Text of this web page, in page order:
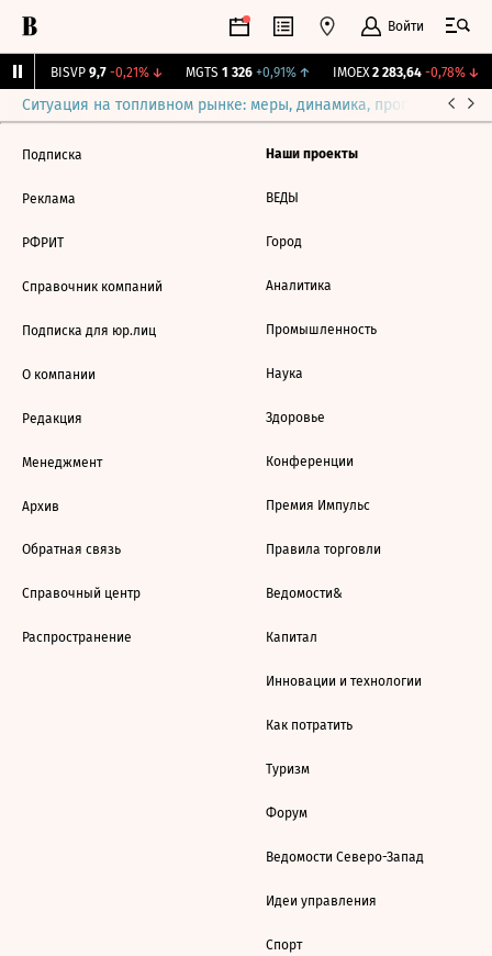
Войти
BISVP 9,7 -0,21%↓ MGTS 1 326 +0,91%↑ IMOEX 2 283,64 -0,78%↓
Ситуация на топливном рынке: меры, динамика, прогнозы
Подписка
Реклама
РФРИТ
Справочник компаний
Подписка для юр.лиц
О компании
Редакция
Менеджмент
Архив
Обратная связь
Справочный центр
Распространение
Наши проекты
ВЕДЫ
Город
Аналитика
Промышленность
Наука
Здоровье
Конференции
Премия Импульс
Правила торговли
Ведомости&
Капитал
Инновации и технологии
Как потратить
Туризм
Форум
Ведомости Северо-Запад
Идеи управления
Спорт